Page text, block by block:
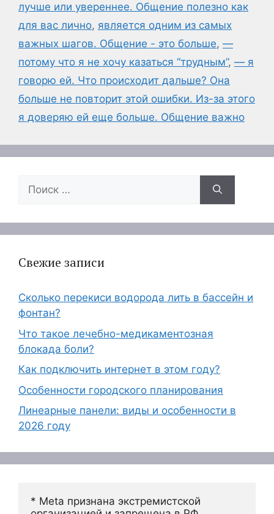
лучше или увереннее. Общение полезно как
для вас лично, является одним из самых
важных шагов. Общение - это больше, —
потому что я не хочу казаться “трудным”, — я
говорю ей. Что происходит дальше? Она
больше не повторит этой ошибки. Из-за этого
я доверяю ей еще больше. Общение важно
Поиск:
Свежие записи
Сколько перекиси водорода лить в бассейн и
фонтан?
Что такое лечебно-медикаментозная
блокада боли?
Как подключить интернет в этом году?
Особенности городского планирования
Линеарные панели: виды и особенности в
2026 году
* Meta признана экстремистской